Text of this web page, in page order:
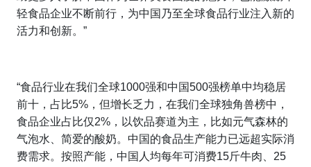
轻食品企业不断前行，为中国乃至全球食品行业注入新的
活力和创新。”
“食品行业在我们全球1000强和中国500强榜单中均稳居
前十，占比5%，但增长乏力，在我们全球独角兽榜中，
食品企业占比仅2%，以饮品赛道为主，比如元气森林的
气泡水、简爱的酸奶。中国的食品生产能力已远超实际消
费需求。按照产能，中国人均每年可消费15斤牛肉、25